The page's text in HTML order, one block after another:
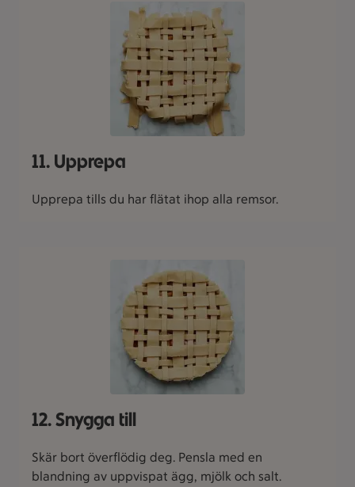
11. Upprepa
Upprepa tills du har flätat ihop alla remsor.
12. Snygga till
Skär bort överflödig deg. Pensla med en
blandning av uppvispat ägg, mjölk och salt.